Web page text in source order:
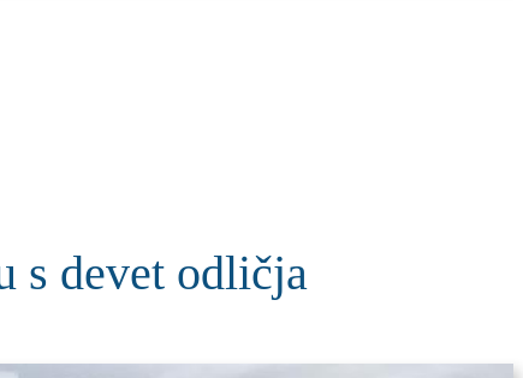
s devet odličja